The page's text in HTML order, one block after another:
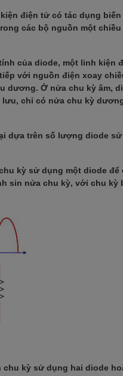
điện tử có tác dụng
các bộ nguồn một
của diode, một linh kiện
với nguồn điện xoay
dương. Ở nửa chu kỳ âm,
chỉ có nửa chu kỳ
dựa trên số lượng diode
kỳ sử dụng một diode
sin nửa chu kỳ, với chu
kỳ sử dụng hai diode